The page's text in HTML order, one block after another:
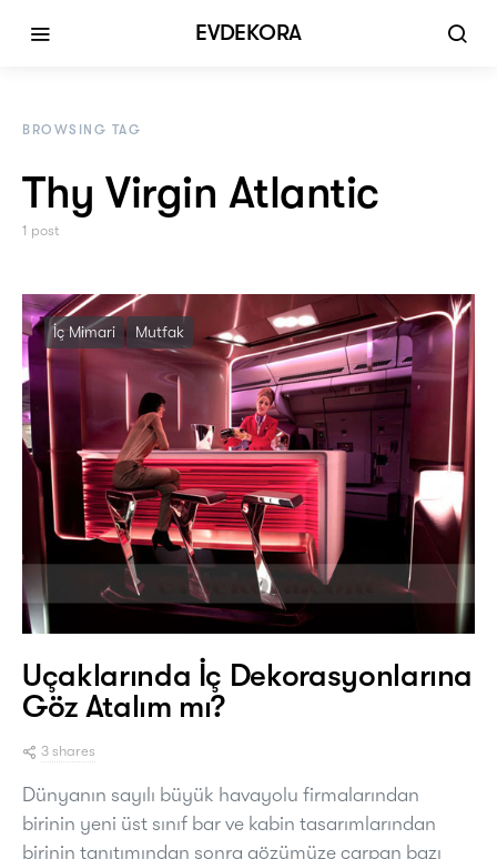
EVDEKORA
BROWSING TAG
Thy Virgin Atlantic
1 post
İç Mimari Mutfak
Uçaklarında İç Dekorasyonlarına
Göz Atalım mı?
3 shares
Dünyanın sayılı büyük havayolu firmalarından
birinin yeni üst sınıf bar ve kabin tasarımlarından
birinin tanıtımından sonra gözümüze çarpan bazı